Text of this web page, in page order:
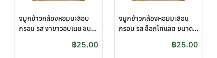
จมูกข้าวกล้องหอมมะลิอบ
กรอบ รส งาขาวอบเนย ขนาด
฿25.00
จมูกข้าวกล้องหอมมะลิอบ
กรอบ รส ช็อกโกแลต ขนาด
฿25.00